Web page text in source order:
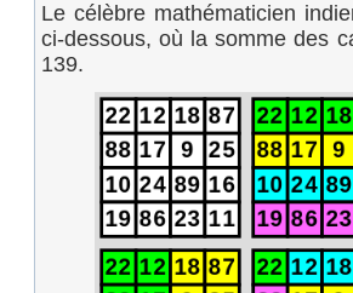
Le célèbre mathématicien
ci-dessous, où la somme des
139.